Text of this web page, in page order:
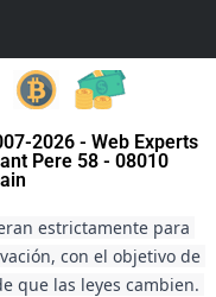
2026 - Web Experts
Pere 58 - 08010
estrictamente para
con el objetivo de
que las leyes cambien.